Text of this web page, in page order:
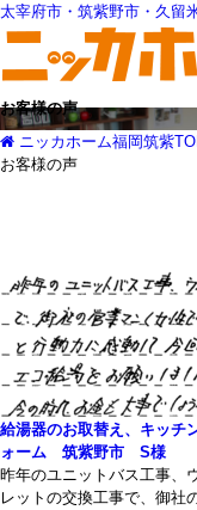
太宰府市・筑紫野市・久留
お客様の声
ニッカホーム福岡筑紫
お客様の声
給湯器のお取替え、キッチ
ォーム 筑紫野市 S様
昨年のユニットバス工事、
レットの交換工事で、御社